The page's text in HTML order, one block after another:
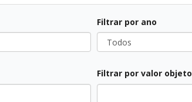
Filtrar por ano
Filtrar por valor objeto